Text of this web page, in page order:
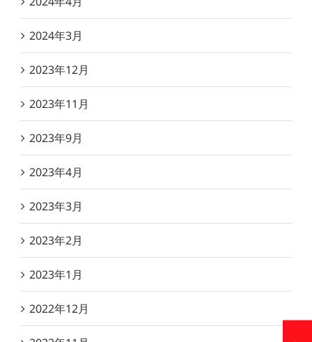
2024年3月
2023年12月
2023年11月
2023年9月
2023年4月
2023年3月
2023年2月
2023年1月
2022年12月